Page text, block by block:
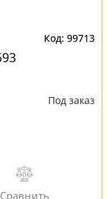
99713
Под заказ